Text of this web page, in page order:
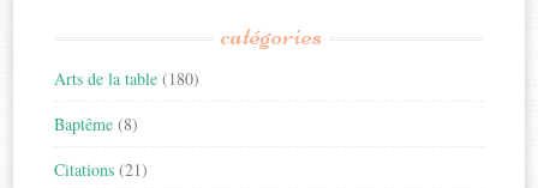
catégories
Arts de la table (180)
Baptême (8)
Citations (21)